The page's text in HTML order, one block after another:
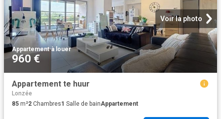
Voir la photo
Appartement·à louer
960 €
Appartement te huur
Lonzée
85 m²2 Chambres1 Salle de bainAppartement